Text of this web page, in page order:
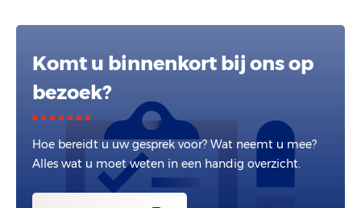
Komt u binnenkort bij ons op
bezoek?
Hoe bereidt u uw gesprek voor? Wat neemt u mee?
Alles wat u moet weten in een handig overzicht.